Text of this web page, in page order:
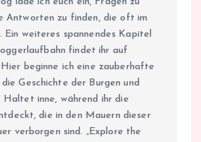
Antworten zu finden, die oft im
Ein weiteres spannendes Kapitel
findet ihr auf
beginne ich eine zauberhafte
Geschichte der Burgen und
Haltet inne, während ihr die
die in den Mauern dieser
verborgen sind. „Explore the